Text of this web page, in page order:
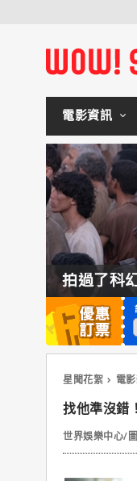
電影資訊
拍過了科
星聞花絮 電
找他準沒錯
世界娛樂中心/